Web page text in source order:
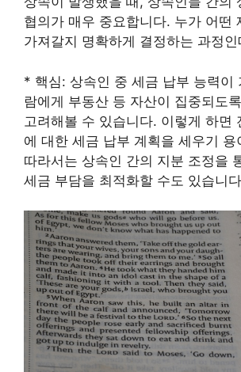
협의가 매우 중요합니다. 누가 어떤
가져갈지 명확하게 결정하는 과정인
* 핵심: 상속인 중 세금 납부 능력이
람에게 부동산 등 자산이 집중되도
고려해볼 수 있습니다. 이렇게 하면
에 대한 세금 납부 계획을 세우기 용
따라서는 상속인 간의 지분 조정을
세금 부담을 최적화할 수도 있습니